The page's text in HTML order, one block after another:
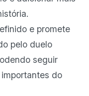
e promete
pelo duelo
seguir
do